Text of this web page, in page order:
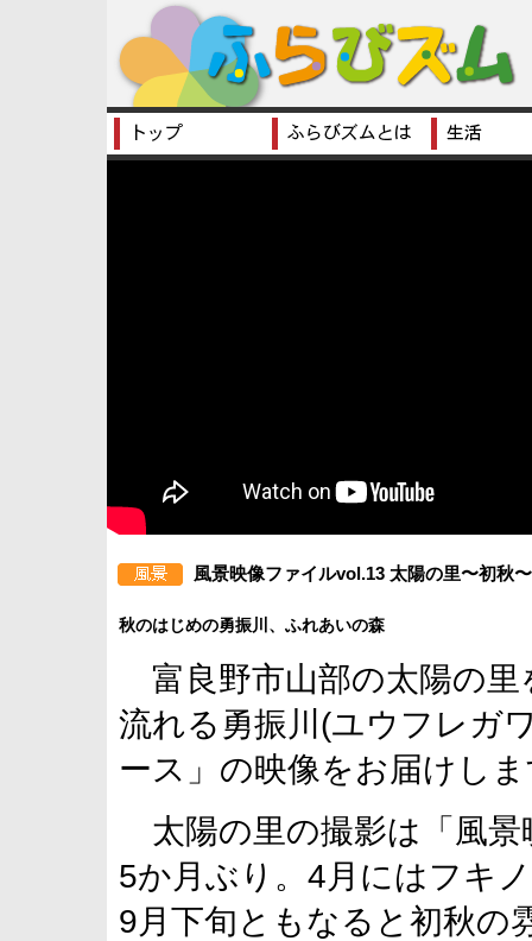
風景映像ファイルvol.13 太陽の里〜初秋〜
秋のはじめの勇振川、ふれあいの森
富良野市山部の太陽の里
流れる勇振川(ユウフレガ
ース」の映像をお届けし
太陽の里の撮影は「風景
5か月ぶり。4月にはフキ
9月下旬ともなると初秋の